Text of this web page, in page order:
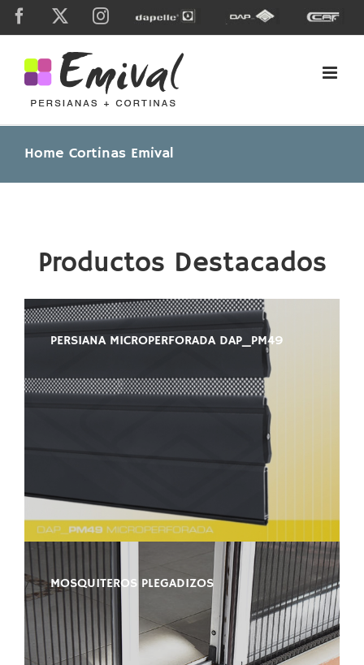
Skip
Facebook Instagram
Dapelle
Grupo
Dap
Caf
Home Cortinas Emival
Productos Destacados
PERSIANA MICROPERFORADA DAP_PM49
MOSQUITEROS PLEGADIZOS